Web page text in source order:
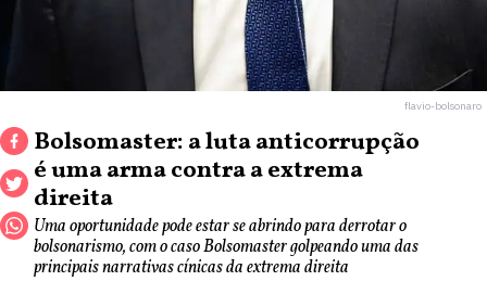
flavio-bolsonaro
Bolsomaster: a luta anticorrupção
é uma arma contra a extrema
direita
Uma oportunidade pode estar se abrindo para derrotar o
bolsonarismo, com o caso Bolsomaster golpeando uma das
principais narrativas cínicas da extrema direita